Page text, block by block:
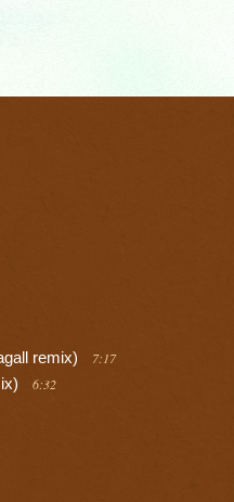
remix) 7:17
6:32